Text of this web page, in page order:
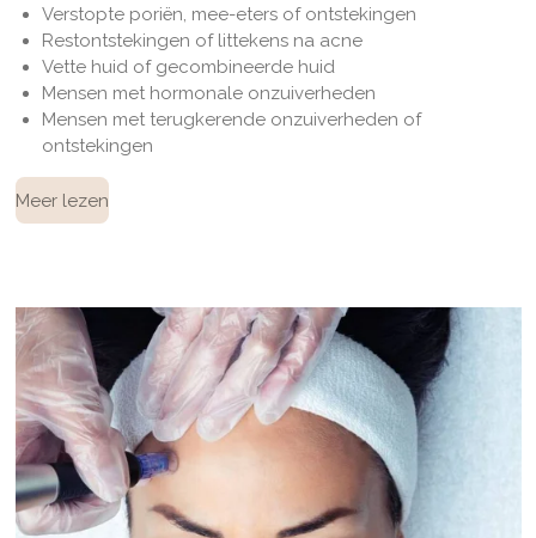
Verstopte poriën, mee-eters of ontstekingen
Restontstekingen of littekens na acne
Vette huid of gecombineerde huid
Mensen met hormonale onzuiverheden
Mensen met terugkerende onzuiverheden of
ontstekingen
Meer lezen